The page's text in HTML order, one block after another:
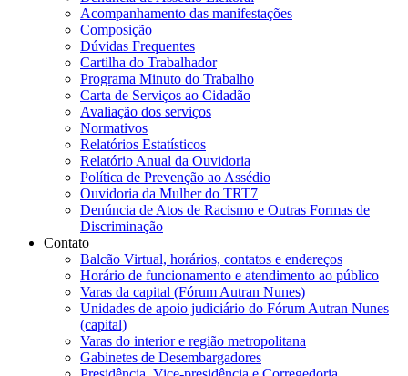
Acompanhamento das manifestações
Composição
Dúvidas Frequentes
Cartilha do Trabalhador
Programa Minuto do Trabalho
Carta de Serviços ao Cidadão
Avaliação dos serviços
Normativos
Relatórios Estatísticos
Relatório Anual da Ouvidoria
Política de Prevenção ao Assédio
Ouvidoria da Mulher do TRT7
Denúncia de Atos de Racismo e Outras Formas de
Discriminação
Contato
Balcão Virtual, horários, contatos e endereços
Horário de funcionamento e atendimento ao público
Varas da capital (Fórum Autran Nunes)
Unidades de apoio judiciário do Fórum Autran Nunes
(capital)
Varas do interior e região metropolitana
Gabinetes de Desembargadores